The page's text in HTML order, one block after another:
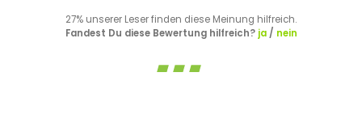
27% unserer Leser finden diese Meinung hilfreich.
Fandest Du diese Bewertung hilfreich? ja/ nein